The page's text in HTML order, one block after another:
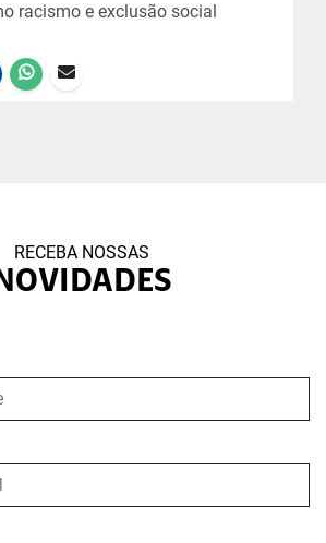
racismo e exclusão social
RECEBA NOSSAS